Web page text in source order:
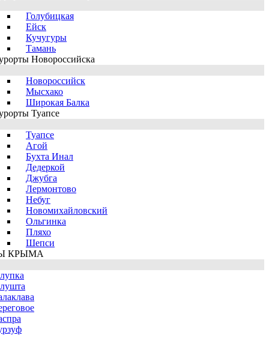
Голубицкая
Ейск
Кучугуры
Тамань
Новороссийска
Новороссийск
Мысхако
Широкая Балка
Туапсе
Туапсе
Агой
Бухта Инал
Дедеркой
Джубга
Лермонтово
Небуг
Новомихайловский
Ольгинка
Пляхо
Шепси
КРЫМА